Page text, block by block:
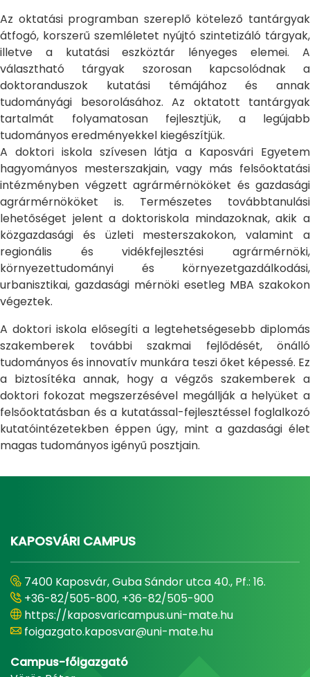
Az oktatási programban szereplő kötelező tantárgyak
átfogó, korszerű szemléletet nyújtó szintetizáló tárgyak,
illetve a kutatási eszköztár lényeges elemei. A
választható tárgyak szorosan kapcsolódnak a
doktoranduszok kutatási témájához és annak
tudományági besorolásához. Az oktatott tantárgyak
tartalmát folyamatosan fejlesztjük, a legújabb
tudományos eredményekkel kiegészítjük.
A doktori iskola szívesen látja a Kaposvári Egyetem
hagyományos mesterszakjain, vagy más felsőoktatási
intézményben végzett agrármérnököket és gazdasági
agrármérnököket is. Természetes továbbtanulási
lehetőséget jelent a doktoriskola mindazoknak, akik a
közgazdasági és üzleti mesterszakokon, valamint a
regionális és vidékfejlesztési agrármérnöki,
környezettudományi és környezetgazdálkodási,
urbanisztikai, gazdasági mérnöki esetleg MBA szakokon
végeztek.
A doktori iskola elősegíti a legtehetségesebb diplomás
szakemberek további szakmai fejlődését, önálló
tudományos és innovatív munkára teszi őket képessé. Ez
a biztosítéka annak, hogy a végzős szakemberek a
doktori fokozat megszerzésével megállják a helyüket a
felsőoktatásban és a kutatással-fejlesztéssel foglalkozó
kutatóintézetekben éppen úgy, mint a gazdasági élet
magas tudományos igényű posztjain.
KAPOSVÁRI CAMPUS
7400 Kaposvár, Guba Sándor utca 40., Pf.: 16.
+36-82/505-800, +36-82/505-900
https://kaposvaricampus.uni-mate.hu
foigazgato.kaposvar@uni-mate.hu
Campus-főigazgató